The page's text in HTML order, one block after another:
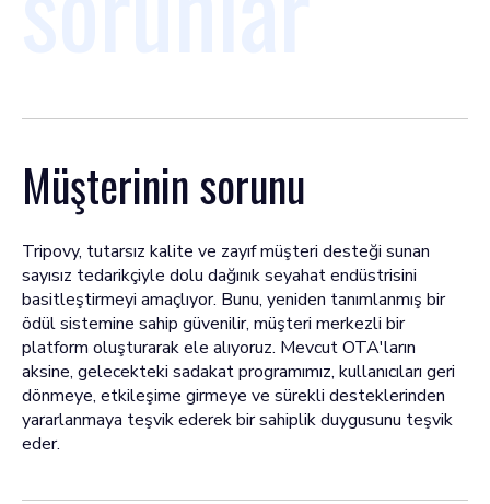
Müşterinin sorunu
Tripovy, tutarsız kalite ve zayıf müşteri desteği sunan
sayısız tedarikçiyle dolu dağınık seyahat endüstrisini
basitleştirmeyi amaçlıyor. Bunu, yeniden tanımlanmış bir
ödül sistemine sahip güvenilir, müşteri merkezli bir
platform oluşturarak ele alıyoruz. Mevcut OTA'ların
aksine, gelecekteki sadakat programımız, kullanıcıları geri
dönmeye, etkileşime girmeye ve sürekli desteklerinden
yararlanmaya teşvik ederek bir sahiplik duygusunu teşvik
eder.